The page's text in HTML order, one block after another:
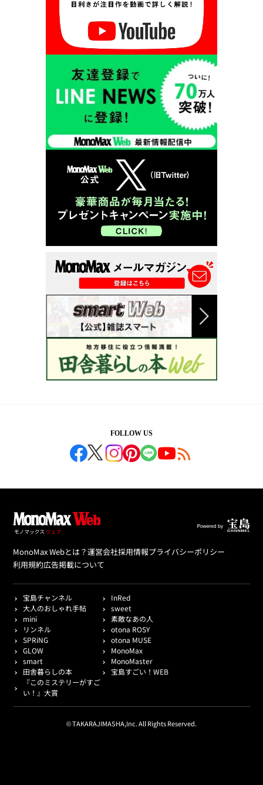
FOLLOW US
MonoMax Webとは？運営会社採用情報プライバシーポリシー
利用規約広告掲載について
宝島チャンネル
InRed
大人のおしゃれ手帖
sweet
mini
素敵なあの人
リンネル
otona ROSY
SPRiNG
otona MUSE
GLOW
MonoMax
smart
MonoMaster
田舎暮らしの本
宝島すごい！WEB
『このミステリーがすご
い！』大賞
© TAKARAJIMASHA,Inc. All Rights Reserved.